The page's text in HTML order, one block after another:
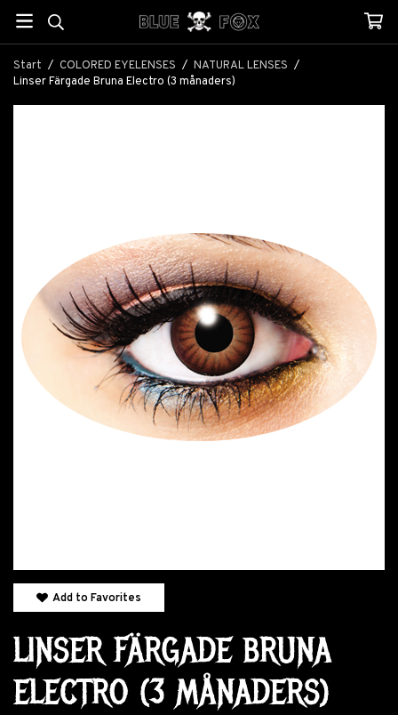
Start / COLORED EYELENSES / NATURAL LENSES /
Linser Färgade Bruna Electro (3 månaders)
Add to Favorites
LINSER FÄRGADE BRUNA
ELECTRO (3 MÅNADERS)